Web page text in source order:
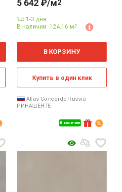
В наличии
5 642 ₽/м2
1-3 дня
В наличии: 124.16 м2
м
В КОРЗИНУ
Купить в один клик
Atlas Concorde Russia -
РИНАШЕНТЕ